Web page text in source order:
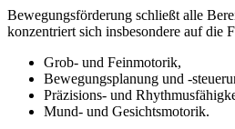
Bewegungsförderung schließt alle
konzentriert sich insbesondere auf die
Grob- und Feinmotorik,
Bewegungsplanung und -
Präzisions- und
Mund- und Gesichtsmotorik.